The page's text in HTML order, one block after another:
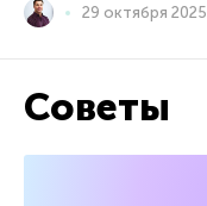
29 октября 2025
Советы